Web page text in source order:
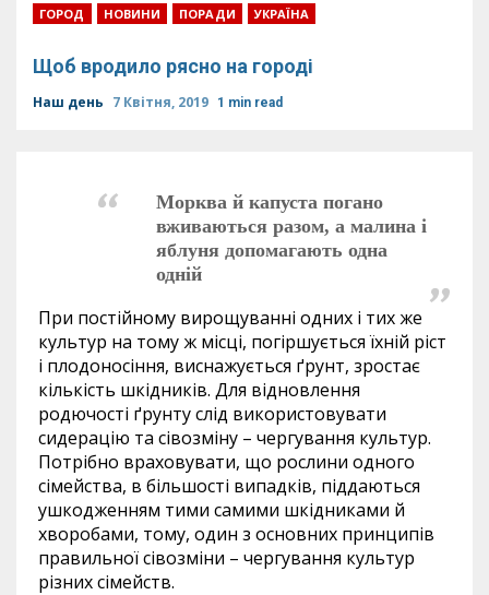
ГОРОД НОВИНИ ПОРАДИ УКРАЇНА
Щоб вродило рясно на городі
Наш день 7 Квітня, 2019 1 min read
Морква й капуста погано
вживаються разом, а малина і
яблуня допомагають одна
одній
При постійному вирощуванні одних і тих же
культур на тому ж місці, погіршується їхній ріст
і плодоносіння, виснажується ґрунт, зростає
кількість шкідників. Для відновлення
родючості ґрунту слід використовувати
сидерацію та сівозміну – чергування культур.
Потрібно враховувати, що рослини одного
сімейства, в більшості випадків, піддаються
ушкодженням тими самими шкідниками й
хворобами, тому, один з основних принципів
правильної сівозміни – чергування культур
різних сімейств.